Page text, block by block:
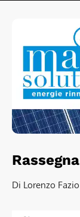
Di Lorenzo Fazio